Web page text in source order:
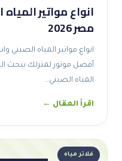
انواع مواتير
مصر 2026
انواع مواتير المياه
أفضل موتور لمنزلك يبحث
المياه الصيني…
اقرأ المقال ←
فلاتر مياه